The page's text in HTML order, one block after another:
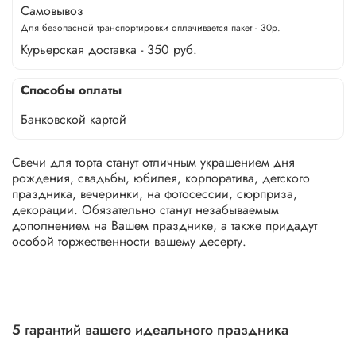
Самовывоз
Для безопасной транспортировки оплачивается пакет - 30р.
Курьерская доставка - 350 руб.
Способы оплаты
Банковской картой
Свечи для торта станут отличным украшением дня
рождения, свадьбы, юбилея, корпоратива, детского
праздника, вечеринки, на фотосессии, сюрприза,
декорации. Обязательно станут незабываемым
дополнением на Вашем празднике, а также придадут
особой торжественности вашему десерту.
5 гарантий вашего идеального праздника